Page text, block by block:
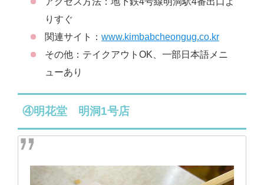
りすぐ
関連サイト： www.kimbabcheongug.co.kr
その他：テイクアウトOK、一部日本語メニ
ューあり
④明花堂 明洞1号店